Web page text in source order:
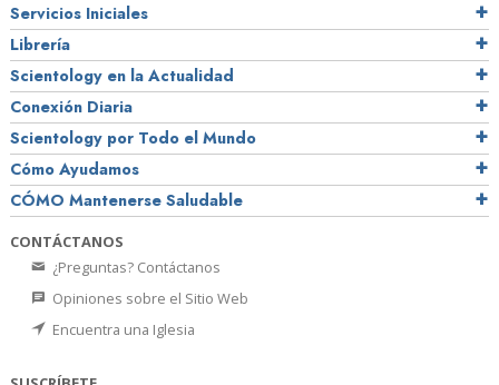
Servicios Iniciales
Librería
Scientology en la Actualidad
Conexión Diaria
Scientology por Todo el Mundo
Cómo Ayudamos
CÓMO Mantenerse Saludable
CONTÁCTANOS
¿Preguntas? Contáctanos
Opiniones sobre el Sitio Web
Encuentra una Iglesia